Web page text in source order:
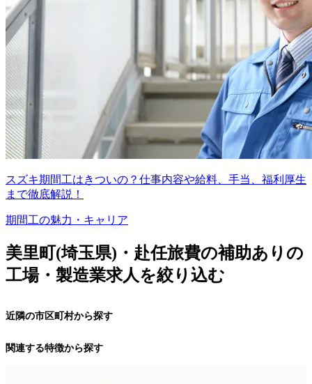
スズキ期間工はきついの？仕事内容や給料、手当、福利厚生
まで徹底解説！
期間工の魅力・キャリア
美里町(埼玉県)・赴任旅費の補助ありの
工場・製造業求人を絞り込む
近隣の市区町村から探す
関連する特徴から探す